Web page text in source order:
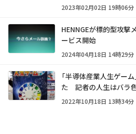
2023年02月02日 19時06分
HENNGEが標的型攻
ービス開始
2024年04月18日 14時29分
「半導体産業人生ゲーム
た 記者の人生はバラ
2022年10月18日 13時34分